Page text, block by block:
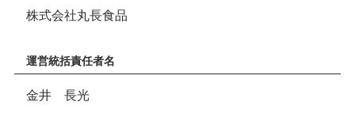
株式会社丸長食品
運営統括責任者名
金井 長光